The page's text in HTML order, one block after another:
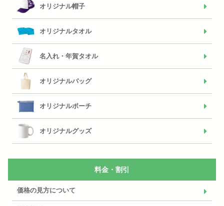
オリジナル帽子
オリジナルタオル
名入れ・年賀タオル
オリジナルバッグ
オリジナルポーチ
オリジナルグッズ
料金・割引
価格の見方について